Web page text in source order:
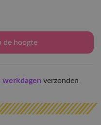
hoogte
werkdagen verzonden